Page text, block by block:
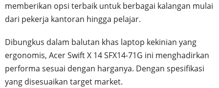
memberikan opsi terbaik untuk berbagai kalangan mulai
dari pekerja kantoran hingga pelajar.
Dibungkus dalam balutan khas laptop kekinian yang
ergonomis, Acer Swift X 14 SFX14-71G ini menghadirkan
performa sesuai dengan harganya. Dengan spesifikasi
yang disesuaikan target market.